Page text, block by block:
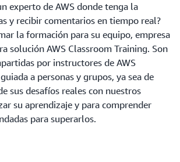
experto de AWS donde tenga la
y recibir comentarios en tiempo real?
la formación para su equipo, empresa
solución AWS Classroom Training. Son
por instructores de AWS
a personas y grupos, ya sea de
sus desafíos reales con nuestros
su aprendizaje y para comprender
para superarlos.